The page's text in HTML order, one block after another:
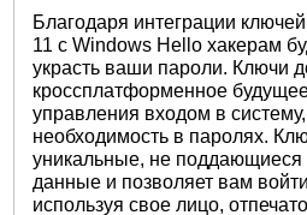
Благодаря интеграции
11 с Windows Hello хакерам
украсть ваши пароли. Ключи
кроссплатформенное
управления входом в
необходимость в паролях.
уникальные, не
данные и позволяет вам
используя свое лицо,